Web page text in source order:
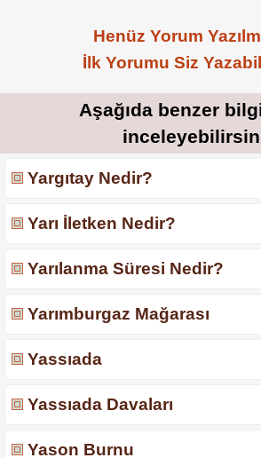
Henüz Yorum
İlk Yorumu Siz
Aşağıda benzer
Yargıtay Nedir?
Yarı İletken Nedir?
Yarılanma Süresi Nedir?
Yarımburgaz Mağarası
Yassıada
Yassıada Davaları
Yason Burnu